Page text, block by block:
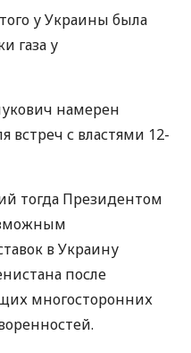
у Украины была
газа у
намерен
встреч с властями 12-
тогда Президентом
в Украину
после
многосторонних